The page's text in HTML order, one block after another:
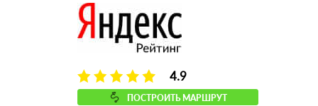
4.9
ПОСТРОИТЬ МАРШРУТ